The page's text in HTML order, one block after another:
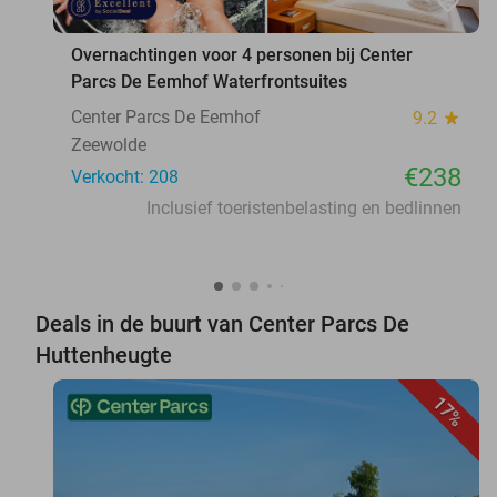
Overnachtingen voor 4 personen bij Center
Parcs De Eemhof Waterfrontsuites
Center Parcs De Eemhof
9.2 star
Zeewolde
Verkocht: 208
€238
Inclusief toeristenbelasting en bedlinnen
Deals in de buurt van Center Parcs De
Huttenheugte
17%